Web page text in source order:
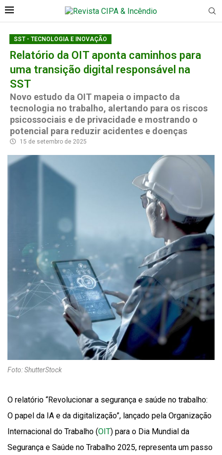
SST - TECNOLOGIA E INOVAÇÃO
Relatório da OIT aponta caminhos para
uma transição digital responsável na
SST
Novo estudo da OIT mapeia o impacto da
tecnologia no trabalho, alertando para os riscos
psicossociais e de privacidade e mostrando o
potencial para reduzir acidentes e doenças
15 de setembro de 2025
Foto: ShutterStock
O relatório “Revolucionar a segurança e saúde no trabalho:
O papel da IA e da digitalização”, lançado pela Organização
Internacional do Trabalho (OIT) para o Dia Mundial da
Segurança e Saúde no Trabalho 2025, representa um passo